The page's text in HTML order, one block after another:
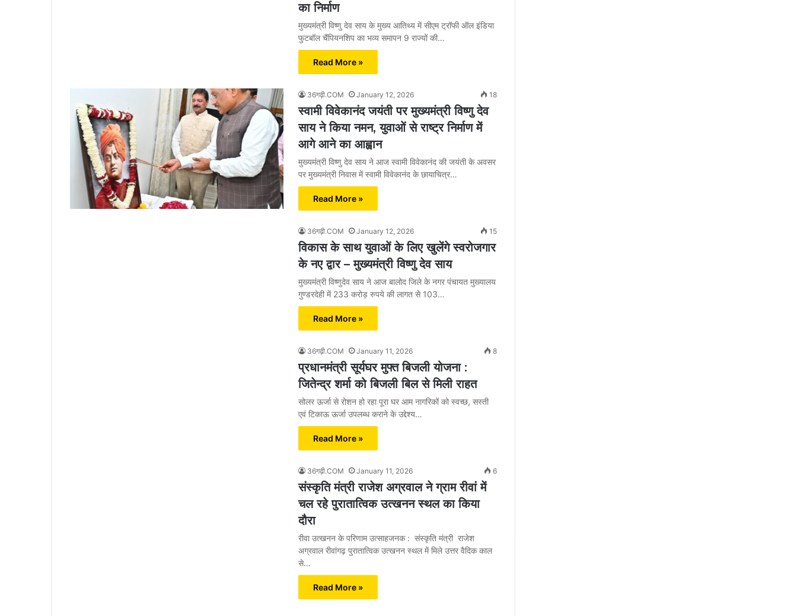
का निर्माण
मुख्यमंत्री विष्णु देव साय के मुख्य आतिथ्य में सीएम ट्रॉफी ऑल इंडिया
फुटबॉल चैंपियनशिप का भव्य समापन 9 राज्यों की…
Read More »
36गढ़ी.COM January 12, 2026 18
स्वामी विवेकानंद जयंती पर मुख्यमंत्री विष्णु देव
साय ने किया नमन, युवाओं से राष्ट्र निर्माण में
आगे आने का आह्वान
मुख्यमंत्री विष्णु देव साय ने आज स्वामी विवेकानंद की जयंती के अवसर
पर मुख्यमंत्री निवास में स्वामी विवेकानंद के छायाचित्र…
Read More »
36गढ़ी.COM January 12, 2026 15
विकास के साथ युवाओं के लिए खुलेंगे स्वरोजगार
के नए द्वार – मुख्यमंत्री विष्णु देव साय
मुख्यमंत्री विष्णुदेव साय ने आज बालोद जिले के नगर पंचायत मुख्यालय
गुण्डरदेही में 233 करोड़ रुपये की लागत से 103…
Read More »
36गढ़ी.COM January 11, 2026 8
प्रधानमंत्री सूर्यघर मुफ्त बिजली योजना :
जितेन्द्र शर्मा को बिजली बिल से मिली राहत
सोलर ऊर्जा से रोशन हो रहा पूरा घर आम नागरिकों को स्वच्छ, सस्ती
एवं टिकाऊ ऊर्जा उपलब्ध कराने के उद्देश्य…
Read More »
36गढ़ी.COM January 11, 2026 6
संस्कृति मंत्री राजेश अग्रवाल ने ग्राम रीवां में
चल रहे पुरातात्विक उत्खनन स्थल का किया
दौरा
रीवा उत्खनन के परिणाम उत्साहजनक : संस्कृति मंत्री राजेश
अग्रवाल रीवांगढ़ पुरातात्विक उत्खनन स्थल में मिले उत्तर वैदिक काल
से…
Read More »